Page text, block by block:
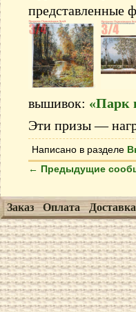
представленные
вышивок: «Парк
Эти призы —
Написано в разделе
← Предыдущие
Заказ Оплата Доставка